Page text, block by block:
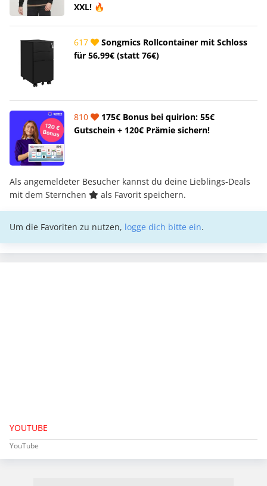
XXL! 🔥
617
Songmics Rollcontainer mit Schloss
für 56,99€ (statt 76€)
810
175€ Bonus bei quirion: 55€
Gutschein + 120€ Prämie sichern!
Als angemeldeter Besucher kannst du deine Lieblings-Deals
mit dem Sternchen
als Favorit speichern.
Um die Favoriten zu nutzen, logge dich bitte ein.
YOUTUBE
YouTube